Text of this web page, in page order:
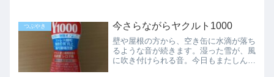
感じたのですが…とうとう総合的に老け
た感じを漂わせるようになっ...
つぶやき 今さらながらヤクルト1000
壁や屋根の方から、空き缶に水滴が落ち
るような音が続きます。湿った雪が、風
に吹き付けられる音。今日もまたしんど